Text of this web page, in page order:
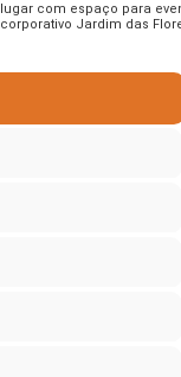
lugar com espaço para
corporativo Jardim das